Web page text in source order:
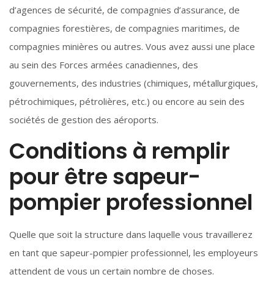
d’agences de sécurité, de compagnies d’assurance, de
compagnies forestières, de compagnies maritimes, de
compagnies minières ou autres. Vous avez aussi une place
au sein des Forces armées canadiennes, des
gouvernements, des industries (chimiques, métallurgiques,
pétrochimiques, pétrolières, etc.) ou encore au sein des
sociétés de gestion des aéroports.
Conditions à remplir
pour être sapeur-
pompier professionnel
Quelle que soit la structure dans laquelle vous travaillerez
en tant que sapeur-pompier professionnel, les employeurs
attendent de vous un certain nombre de choses.